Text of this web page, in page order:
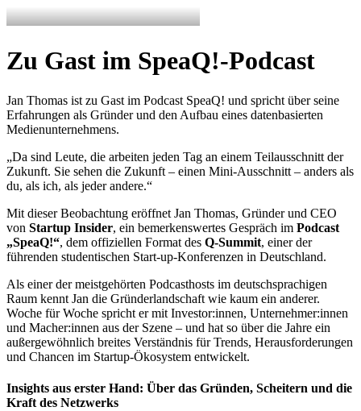
Zu Gast im SpeaQ!-Podcast
Jan Thomas ist zu Gast im Podcast SpeaQ! und spricht über seine
Erfahrungen als Gründer und den Aufbau eines datenbasierten
Medienunternehmens.
„Da sind Leute, die arbeiten jeden Tag an einem Teilausschnitt der
Zukunft. Sie sehen die Zukunft – einen Mini-Ausschnitt – anders als
du, als ich, als jeder andere.“
Mit dieser Beobachtung eröffnet Jan Thomas, Gründer und CEO
von Startup Insider, ein bemerkenswertes Gespräch im Podcast
„SpeaQ!“, dem offiziellen Format des Q-Summit, einer der
führenden studentischen Start-up-Konferenzen in Deutschland.
Als einer der meistgehörten Podcasthosts im deutschsprachigen
Raum kennt Jan die Gründerlandschaft wie kaum ein anderer.
Woche für Woche spricht er mit Investor:innen, Unternehmer:innen
und Macher:innen aus der Szene – und hat so über die Jahre ein
außergewöhnlich breites Verständnis für Trends, Herausforderungen
und Chancen im Startup-Ökosystem entwickelt.
Insights aus erster Hand: Über das Gründen, Scheitern und die
Kraft des Netzwerks